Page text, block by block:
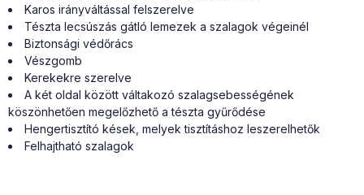
Karos irányváltással felszerelve
Tészta lecsúszás gátló lemezek a szalagok végeinél
Biztonsági védőrács
Vészgomb
Kerekekre szerelve
A két oldal között váltakozó szalagsebességének
köszönhetően megelőzhető a tészta gyűrődése
Hengertisztító kések, melyek tisztításhoz leszerelhetők
Felhajtható szalagok